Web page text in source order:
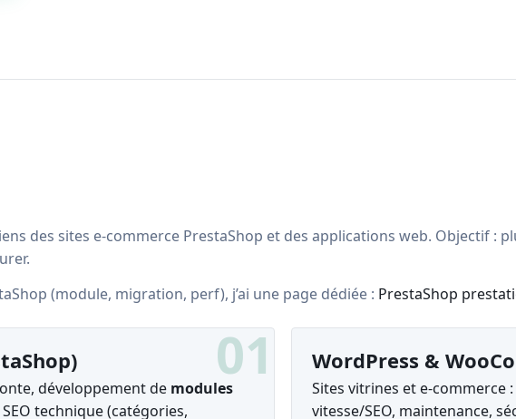
des sites e-commerce PrestaShop et des applications web. Objectif :
(module, migration, perf), j’ai une page dédiée : PrestaShop
01
développement de modules
technique (catégories,
WordPress &
Sites vitrines et e-
vitesse/SEO, maintenance,